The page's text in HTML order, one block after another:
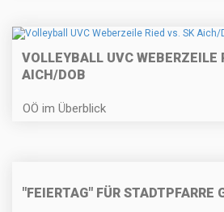
VOLLEYBALL UVC WEBERZEILE
AICH/DOB
OÖ im Überblick
"FEIERTAG" FÜR STADTPFARRE